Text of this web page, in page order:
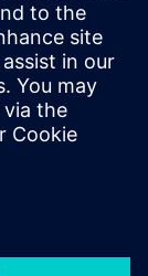
a
site, virtually
would be
your
will receive a